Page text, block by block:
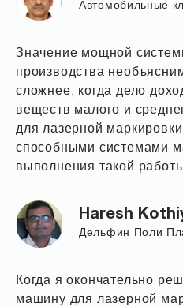
Автомобильные
Значение мощной
производства
сложнее, когда дело
веществ малого и
для лазерной
способными системами
выполнения такой
Haresh
Дельфин Поли
Когда я окончательно
машину для лазерной